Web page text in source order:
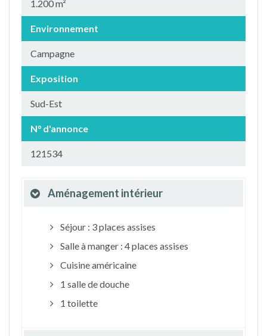
1.200 m²
Environnement
Campagne
Exposition
Sud-Est
N° d'annonce
121534
Aménagement intérieur
Séjour : 3 places assises
Salle à manger : 4 places assises
Cuisine américaine
1 salle de douche
1 toilette